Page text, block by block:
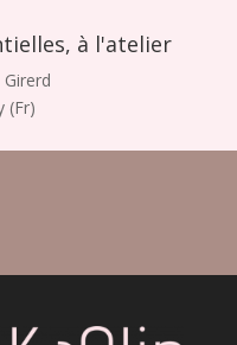
à l'atelier
(Fr)